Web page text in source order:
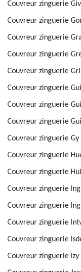
Couvreur zinguerie
Couvreur zinguerie
Couvreur zinguerie
Couvreur zinguerie
Couvreur zinguerie
Couvreur zinguerie
Couvreur zinguerie
Couvreur zinguerie
Couvreur zinguerie
Couvreur zinguerie
Couvreur zinguerie
Couvreur zinguerie
Couvreur zinguerie
Couvreur zinguerie
Couvreur zinguerie
Couvreur zinguerie Izy